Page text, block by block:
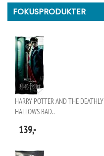
FOKUSPRODUKTER
HARRY POTTER AND THE DEATHLY
HALLOWS BAD..
139,-